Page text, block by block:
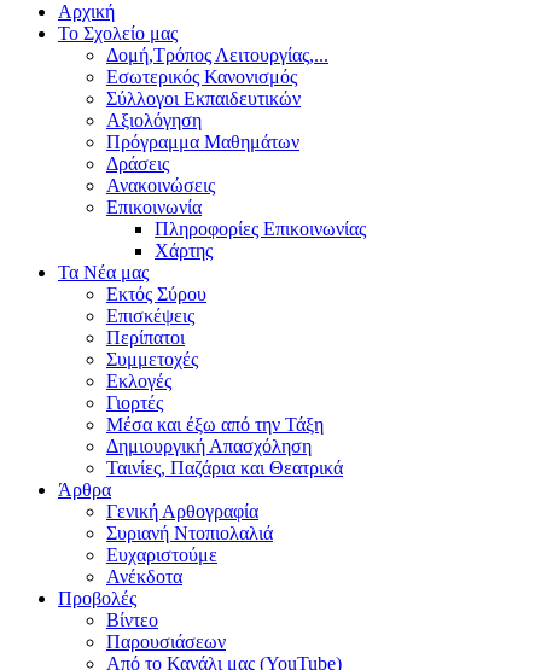
Αρχική
Το Σχολείο μας
Δομή,Τρόπος Λειτουργίας,...
Εσωτερικός Κανονισμός
Σύλλογοι Εκπαιδευτικών
Αξιολόγηση
Πρόγραμμα Μαθημάτων
Δράσεις
Ανακοινώσεις
Επικοινωνία
Πληροφορίες Επικοινωνίας
Χάρτης
Τα Νέα μας
Εκτός Σύρου
Επισκέψεις
Περίπατοι
Συμμετοχές
Εκλογές
Γιορτές
Μέσα και έξω από την Τάξη
Δημιουργική Απασχόληση
Ταινίες, Παζάρια και Θεατρικά
Άρθρα
Γενική Αρθογραφία
Συριανή Ντοπιολαλιά
Ευχαριστούμε
Ανέκδοτα
Προβολές
Βίντεο
Παρουσιάσεων
Από το Κανάλι μας (YouTube)